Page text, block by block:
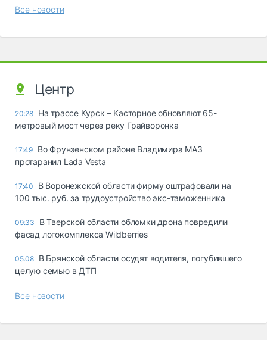
Все новости
Центр
20:28 На трассе Курск – Касторное обновляют 65-
метровый мост через реку Грайворонка
17:49 Во Фрунзенском районе Владимира МАЗ
протаранил Lada Vesta
17:40
В Воронежской области фирму оштрафовали на
100 тыс. руб. за трудоустройство экс-таможенника
09:33
В Тверской области обломки дрона повредили
фасад логокомплекса Wildberries
05.08 В Брянской области осудят водителя, погубившего
целую семью в ДТП
Все новости